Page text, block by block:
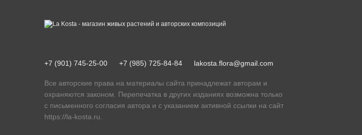
+7 (901) 745-25-00 +7 (985) 725-84-84 lakosta.flora@gmail.com
Все авторские права на материалы сайта принадлежат авторам и
охраняются законом. Перепечатка в других изданиях возможна только
с письменного согласия автора и с указанием активной ссылки на сайт
https://la-kosta.ru